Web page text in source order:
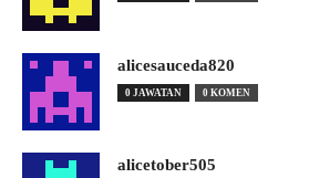
alicesauceda820
0 JAWATAN 0 KOMEN
alicetober505